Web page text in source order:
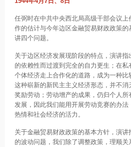
任弼时在中共中央西北局高级干部会议
作的估计与今年边区金融贸易财政政策
讲四个问题。
关于边区经济发展现阶段的特点，演讲
的依赖性而过渡到完全的自力更生；在
个体经济走上合作化的道路，成为一种比
这种崭新的新民主主义经济形态，并不消
奖励劳动；劳动增产的成果，仍归个人
发展，因此我们能用开展劳动竞赛的办
热情和社会经济的活力。
关于金融贸易财政政策的基本方针，演
的波动问题，我们除了调整政策，理顺